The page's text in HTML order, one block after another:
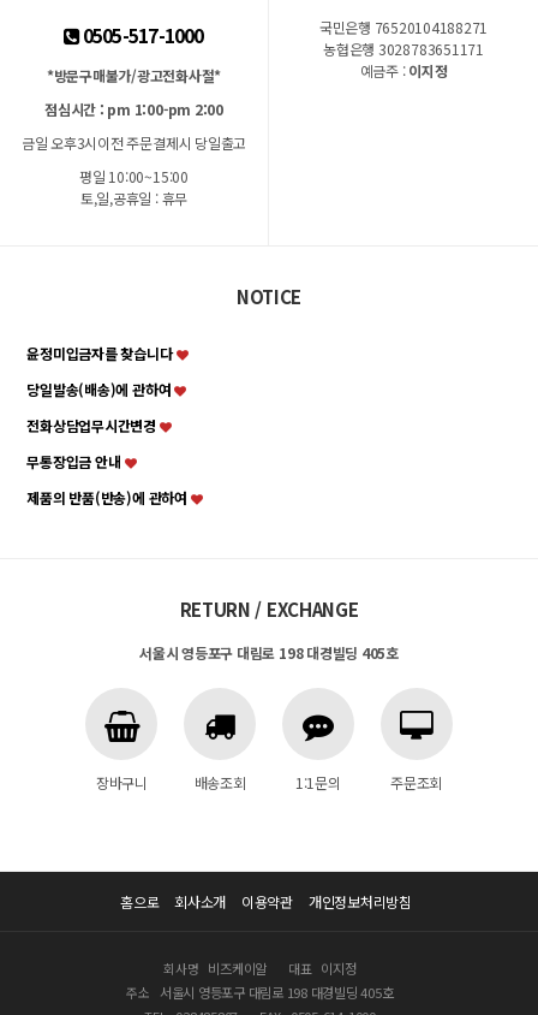
0505-517-1000
*방문구매불가/광고전화사절*
점심시간 : pm 1:00-pm 2:00
금일 오후3시이전 주문결제시 당일출고
평일 10:00~15:00
토,일,공휴일 : 휴무
국민은행 76520104188271
농협은행 3028783651171
예금주 :이지정
NOTICE
윤정미입금자를 찾습니다
당일발송(배송)에 관하여
전화상담업무시간변경
무통장입금 안내
제품의 반품(반송)에 관하여
RETURN / EXCHANGE
서울시 영등포구 대림로 198 대경빌딩 405호
장바구니 배송조회 1:1문의 주문조회
홈으로 회사소개 이용약관 개인정보처리방침
회사명 비즈케이알 대표 이지정
주소
서울시 영등포구 대림로 198 대경빌딩 405호